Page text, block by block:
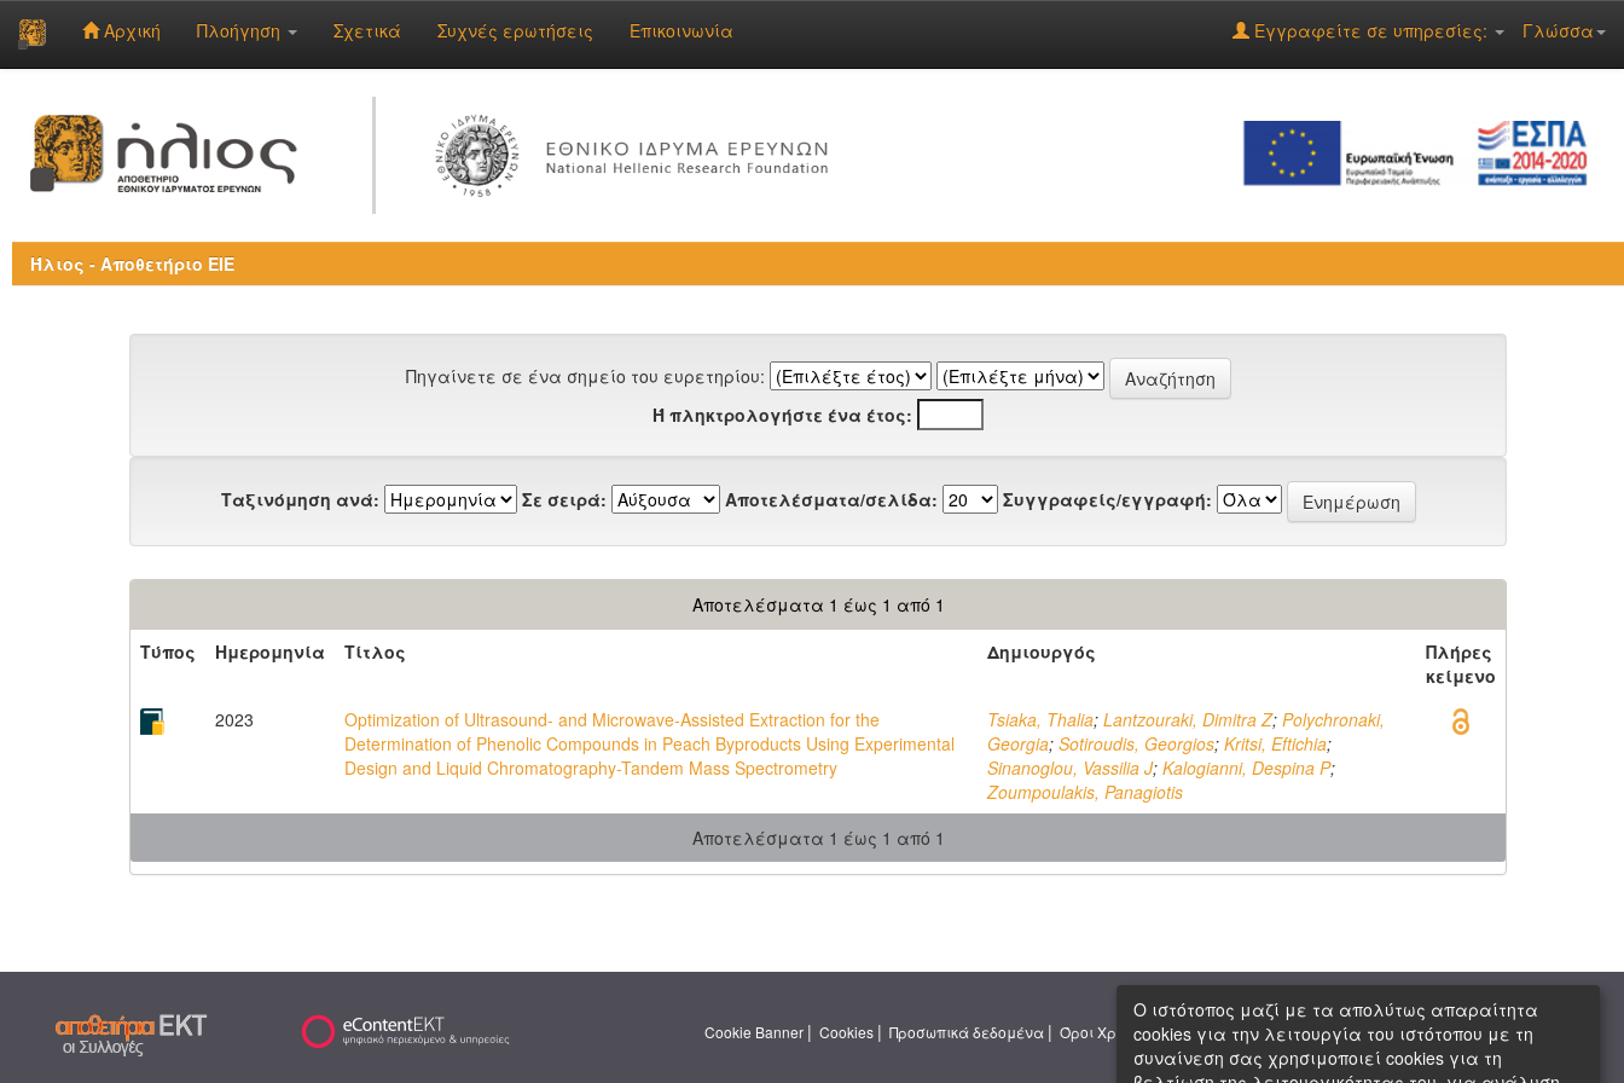
navigation
Αρχική Πλοήγηση Σχετικά Συχνές ερωτήσεις Επικοινωνία Γλώσσα
Εγγραφείτε σε υπηρεσίες:
Ήλιος - Αποθετήριο ΕΙΕ
Πηγαίνετε σε ένα σημείο του ευρετηρίου:
Ή πληκτρολογήστε ένα έτος:
Ταξινόμηση ανά: Σε σειρά: Αποτελέσματα/σελίδα: Συγγραφείς/εγγραφή:
Αποτελέσματα 1 έως 1 από 1
Τύπος
Ημερομηνία Τίτλος Δημιουργός
Πλήρες
κείμενο
2023
Optimization of Ultrasound- and Microwave-Assisted Extraction for the
Determination of Phenolic Compounds in Peach Byproducts Using Experimental
Design and Liquid Chromatography-Tandem Mass Spectrometry
Tsiaka, Thalia; Lantzouraki, Dimitra Z; Polychronaki,
Georgia; Sotiroudis, Georgios; Kritsi, Eftichia;
Sinanoglou, Vassilia J; Kalogianni, Despina P;
Zoumpoulakis, Panagiotis
Αποτελέσματα 1 έως 1 από 1
Cookie Banner | Cookies | Προσωπικά δεδομένα | Όροι Χρήσης | Πνευματική Ιδιοκτησία| Copyright © 2026 ΕΙΕ
Ο ιστότοπος μαζί με τα απολύτως απαραίτητα
cookies για την λειτουργία του ιστότοπου με τη
συναίνεση σας χρησιμοποιεί cookies για τη